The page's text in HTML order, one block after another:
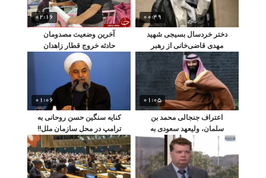
00:49
دختر خردسال بسیجی شهید
مهدی قاضی‌خانی از رهبر
انقلاب کلاه صورتی هدیه
گرفت
02:16
آخرین وضعیت مصدومان
حادثه خروج قطار زاهدان
تهران از ریل!
01:05
اعتراف جنجالی محمد بن
سلمان، ولیعهد سعودی به
قتل خاشقچی!!
01:06
کنایه سنگین حسن روحانی به
ترامپ در محل سازمان ملل!!